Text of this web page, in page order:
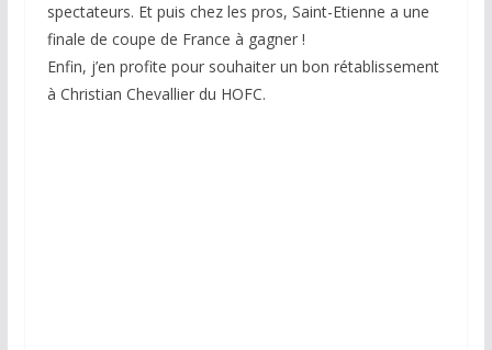
spectateurs. Et puis chez les pros, Saint-Etienne a une
finale de coupe de France à gagner !
Enfin, j’en profite pour souhaiter un bon rétablissement
à Christian Chevallier du HOFC.